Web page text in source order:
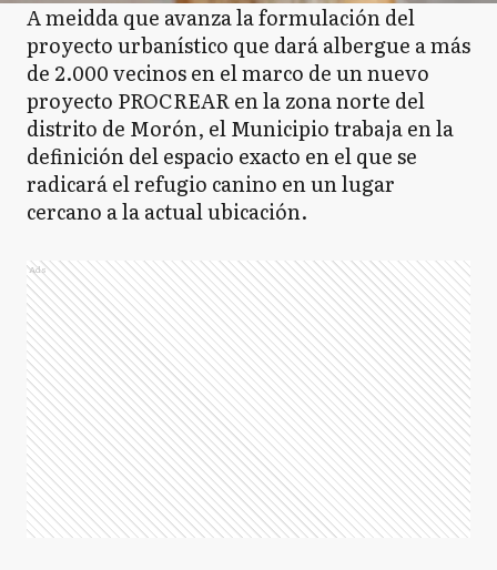
A meidda que avanza la formulación del
proyecto urbanístico que dará albergue a más
de 2.000 vecinos en el marco de un nuevo
proyecto PROCREAR en la zona norte del
distrito de Morón, el Municipio trabaja en la
definición del espacio exacto en el que se
radicará el refugio canino en un lugar
cercano a la actual ubicación.
Ads